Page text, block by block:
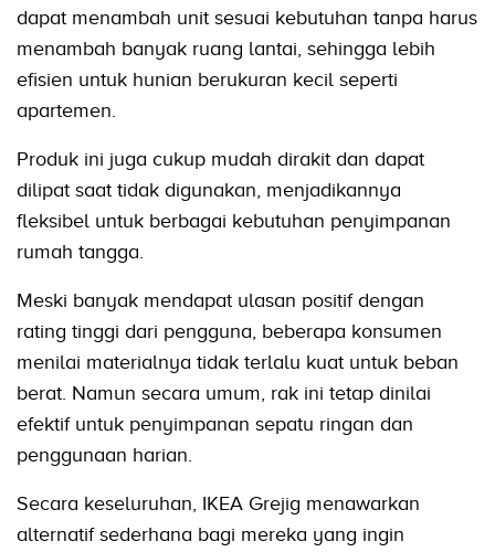
dapat menambah unit sesuai kebutuhan tanpa harus
menambah banyak ruang lantai, sehingga lebih
efisien untuk hunian berukuran kecil seperti
apartemen.
Produk ini juga cukup mudah dirakit dan dapat
dilipat saat tidak digunakan, menjadikannya
fleksibel untuk berbagai kebutuhan penyimpanan
rumah tangga.
Meski banyak mendapat ulasan positif dengan
rating tinggi dari pengguna, beberapa konsumen
menilai materialnya tidak terlalu kuat untuk beban
berat. Namun secara umum, rak ini tetap dinilai
efektif untuk penyimpanan sepatu ringan dan
penggunaan harian.
Secara keseluruhan, IKEA Grejig menawarkan
alternatif sederhana bagi mereka yang ingin